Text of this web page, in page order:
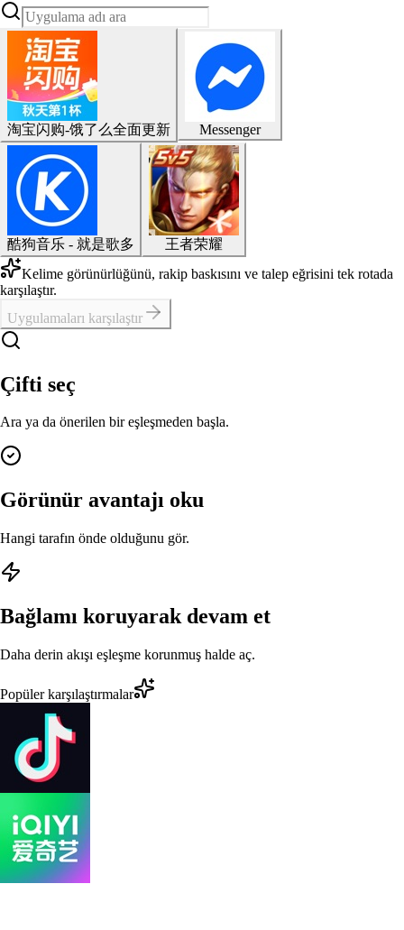
淘宝闪购-饿了么全面更新 Messenger
酷狗音乐 - 就是歌多
王者荣耀
Kelime görünürlüğünü, rakip baskısını ve talep eğrisini tek rotada
karşılaştır.
Uygulamaları karşılaştır
Çifti seç
Ara ya da önerilen bir eşleşmeden başla.
Görünür avantajı oku
Hangi tarafın önde olduğunu gör.
Bağlamı koruyarak devam et
Daha derin akışı eşleşme korunmuş halde aç.
Popüler karşılaştırmalar